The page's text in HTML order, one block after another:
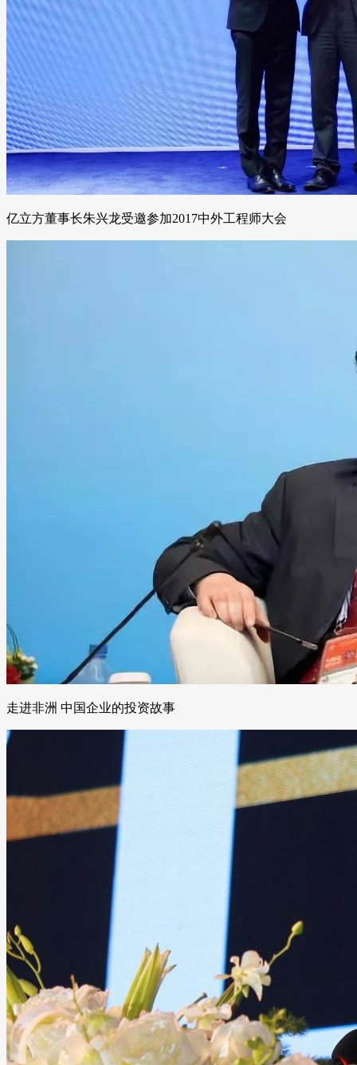
亿立方董事长朱兴龙受邀参加2017中外工程师大会
走进非洲 中国企业的投资故事